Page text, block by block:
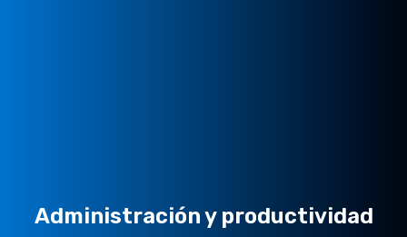
Administración y productividad